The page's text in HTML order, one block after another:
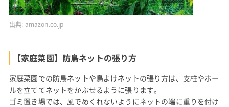
出典: amazon.co.jp
【家庭菜園】防鳥ネットの張り方
家庭菜園での防鳥ネットや鳥よけネットの張り方は、支柱やポー
ルを立ててネットをかぶせるように張ります。
ゴミ置き場では、風でめくれないようにネットの端に重りを付け